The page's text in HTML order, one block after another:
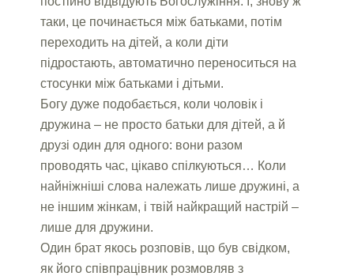
таки, це починається між батьками, потім
переходить на дітей, а коли діти
підростають, автоматично переноситься на
стосунки між батьками і дітьми.
Богу дуже подобається, коли чоловік і
дружина – не просто батьки для дітей, а й
друзі один для одного: вони разом
проводять час, цікаво спілкуються… Коли
найніжніші слова належать лише дружині, а
не іншим жінкам, і твій найкращий настрій –
лише для дружини.
Один брат якось розповів, що був свідком,
як його співпрацівник розмовляв з